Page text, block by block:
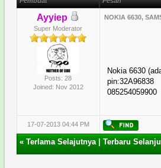
Ayyiep
Super Moderator
Posts: 28
Joined: Nov 2012
NOKIA 6630,
Nokia 6630
pin:32A96838
085254059900
17-07-2013 04:44 PM
«Terlama Selajutnya|Terbaru